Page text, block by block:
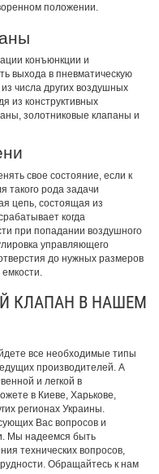
положении.
конъюнкции и
выхода в пневматическую
числа других воздушных
из конструктивных
золотниковые клапаны и
свое состояние, если к
такого рода задачи
цепь, состоящая из
когда
при попадании воздушного
управляющего
до нужных размеров
КЛАПАН В НАШЕМ
все необходимые типы
производителей. А
и легкой в
в Киеве, Харькове,
регионах Украины.
Вас вопросов и
Мы надеемся быть
технических вопросов,
Обращайтесь к нам